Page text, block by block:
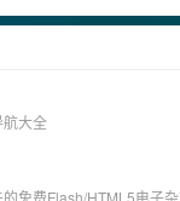
大全